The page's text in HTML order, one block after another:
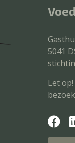
5041
Let